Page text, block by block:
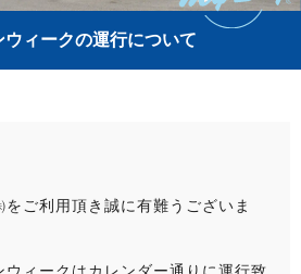
ウィークの運行について
ご利用頂き誠に有難うございま